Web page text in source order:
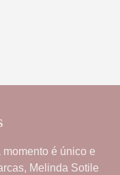
é único e
Melinda Sotile